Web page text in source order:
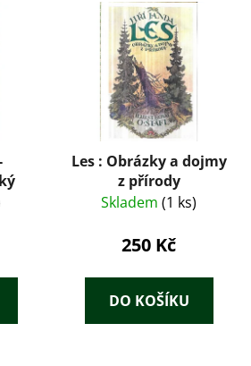
Les : Obrázky a dojmy
z přírody
Skladem (1 ks)
250 Kč
DO KOŠÍKU